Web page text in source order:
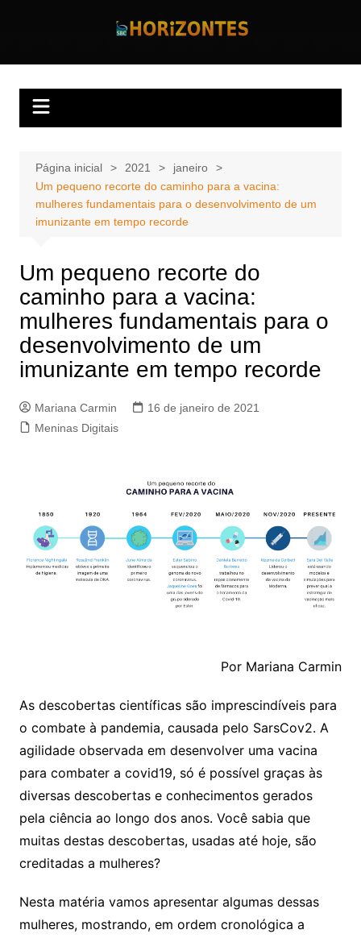
Horizontes
Página inicial 2021
janeiro
Um pequeno recorte do caminho para a vacina:
mulheres fundamentais para o desenvolvimento de um
imunizante em tempo recorde
Um pequeno recorte do
caminho para a vacina:
mulheres fundamentais para o
desenvolvimento de um
imunizante em tempo recorde
Mariana Carmin
16 de janeiro de 2021
Meninas Digitais
Por Mariana Carmin
As descobertas científicas são imprescindíveis para
o combate à pandemia, causada pelo SarsCov2. A
agilidade observada em desenvolver uma vacina
para combater a covid19, só é possível graças às
diversas descobertas e conhecimentos gerados
pela ciência ao longo dos anos. Você sabia que
muitas destas descobertas, usadas até hoje, são
creditadas a mulheres?
Nesta matéria vamos apresentar algumas dessas
mulheres, mostrando, em ordem cronológica a